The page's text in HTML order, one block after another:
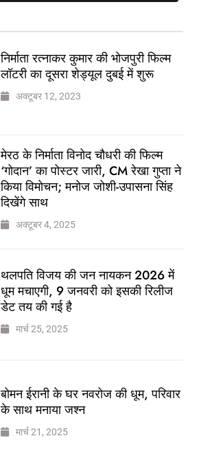
निर्माता रत्नाकर कुमार की भोजपुरी फिल्म
लॉटरी का दूसरा शेड्यूल दुबई में शुरू
अक्टूबर 12, 2023
मेरठ के निर्माता विनोद चौधरी की फिल्म
‘गोदान’ का पोस्टर जारी, CM रेखा गुप्ता ने
किया विमोचन; मनोज जोशी-उपासना सिंह
दिखेंगे साथ
अक्टूबर 4, 2025
थलपति विजय की जन नायकन 2026 में
धूम मचाएगी, 9 जनवरी को इसकी रिलीज
डेट तय की गई है
मार्च 25, 2025
बोमन ईरानी के घर नवरोज की धूम, परिवार
के साथ मनाया जश्न
मार्च 21, 2025